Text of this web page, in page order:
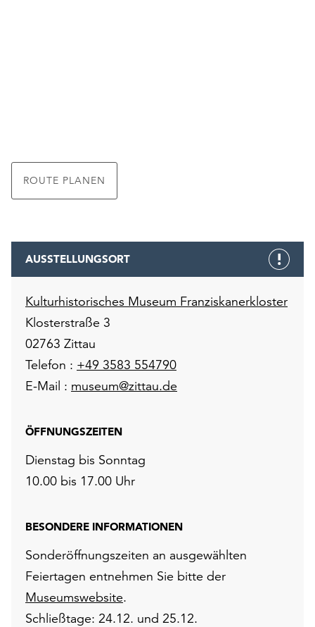
ROUTE PLANEN
AUSSTELLUNGSORT
Kulturhistorisches Museum Franziskanerkloster
Klosterstraße 3
02763 Zittau
Telefon : +49 3583 554790
E-Mail : museum@zittau.de
ÖFFNUNGSZEITEN
Dienstag bis Sonntag
10.00 bis 17.00 Uhr
BESONDERE INFORMATIONEN
Sonderöffnungszeiten an ausgewählten
Feiertagen entnehmen Sie bitte der
Museumswebsite.
Schließtage: 24.12. und 25.12.